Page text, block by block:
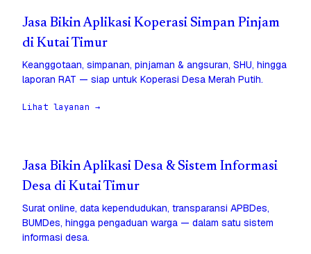
Jasa Bikin Aplikasi Koperasi Simpan Pinjam
di Kutai Timur
Keanggotaan, simpanan, pinjaman & angsuran, SHU, hingga
laporan RAT — siap untuk Koperasi Desa Merah Putih.
Lihat layanan →
Jasa Bikin Aplikasi Desa & Sistem Informasi
Desa di Kutai Timur
Surat online, data kependudukan, transparansi APBDes,
BUMDes, hingga pengaduan warga — dalam satu sistem
informasi desa.